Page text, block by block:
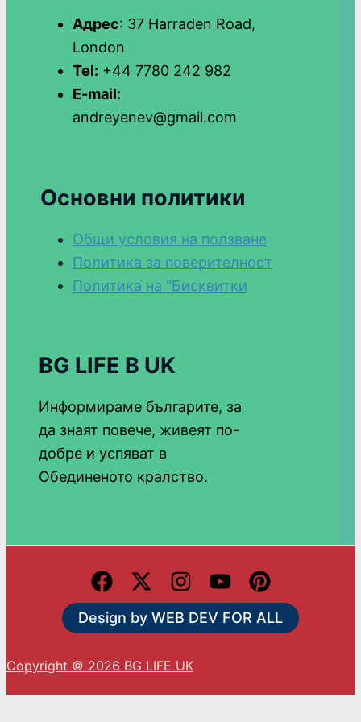
Адрес: 37 Harraden Road,
London
Tel: +44 7780 242 982
E-mail:
andreyenev@gmail.com
Основни политики
Общи условия на ползване
Политика за поверителност
Политика на "Бисквитки
BG LIFE В UK
Информираме българите, за
да знаят повече, живеят по-
добре и успяват в
Обединеното кралство.
Design by WEB DEV FOR ALL
Copyright © 2026 BG LIFE UK